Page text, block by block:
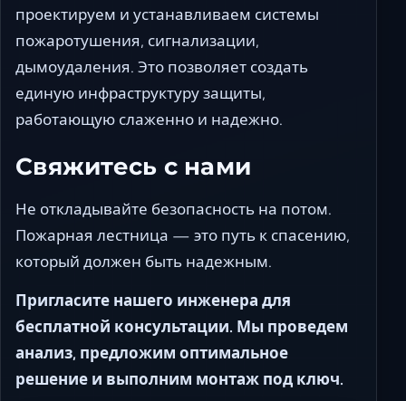
проектируем и устанавливаем системы
пожаротушения, сигнализации,
дымоудаления. Это позволяет создать
единую инфраструктуру защиты,
работающую слаженно и надежно.
Свяжитесь с нами
Не откладывайте безопасность на потом.
Пожарная лестница — это путь к спасению,
который должен быть надежным.
Пригласите нашего инженера для
бесплатной консультации. Мы проведем
анализ, предложим оптимальное
решение и выполним монтаж под ключ.